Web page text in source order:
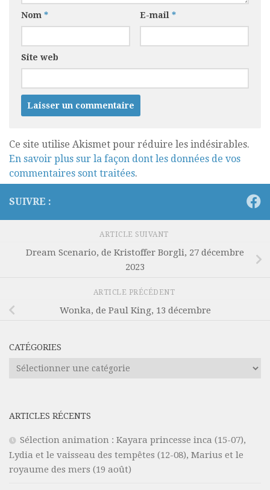
Nom * E-mail *
Site web
Ce site utilise Akismet pour réduire les indésirables.
En savoir plus sur la façon dont les données de vos
commentaires sont traitées.
SUIVRE :
ARTICLE SUIVANT
Dream Scenario, de Kristoffer Borgli, 27 décembre
2023
ARTICLE PRÉCÉDENT
Wonka, de Paul King, 13 décembre
CATÉGORIES
Catégories
ARTICLES RÉCENTS
Sélection animation : Kayara princesse inca (15-07),
Lydia et le vaisseau des tempêtes (12-08), Marius et le
royaume des mers (19 août)